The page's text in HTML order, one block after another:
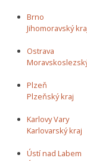
Brno
Jihomoravský
Ostrava
Plzeň
Plzeňský kraj
Karlovy Vary
Karlovarský kraj
Ústí nad Labem